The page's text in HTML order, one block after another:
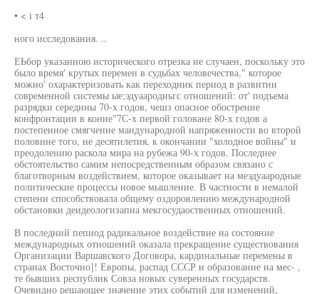
• < i т4
ного исследования. ..
ЕЬбор указанною исторического отрезка не случаен, поскольку это
было время' крутых перемен в судьбах человечества," которое
можно' охарактеризовать как переходник период в развитии
современной системы ые;эдуаародиьгс отношений: от' подъема
разрядки середины 70-х годов, чешз опасное обострение
конфронтации в коние"7С-х первой головане 80-х годов а
постепенное смягчение мандународной напряженности во второй
половине того, не десятилетия, к окончании "холодное войны" и
преодолению раскола мира на рубежа 90-х годов. Последнее
обстоятельство самим непосредственным образом связано с
благотворным воздействием, которое оказывает на меэдуаародные
политические процессы новое мышление. В частности в немалой
степени способствовала общему оздоровлению международной
обстановки деидеологизапиа мекгосудаоственных отношений.
В последний пепиод радикальное воздействие на состояние
международных отношений оказала прекращение существования
Организации Варшавского Договора, кардинальные перемены в
странах Восточно]! Европы, распад СССР и образование на мес- ,
те бывших республик Совза новых суверенных государств.
Очевидно решающее значение этих событий для изменений,